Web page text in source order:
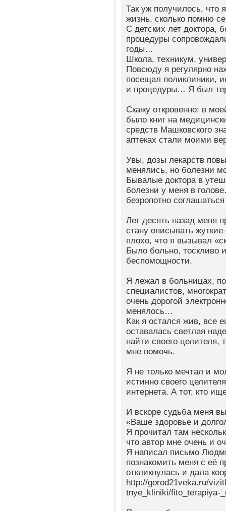
Так уж получилось, что
жизнь, сколько помню
С детских лет доктора,
процедуры
годы…
Школа, техникум,
Повсюду я регулярно
посещал поликлиники,
и процедуры… Я был
Скажу откровенно: в
было книг на
средств Машковского
аптеках стали моими
Увы, дозы лекарств
менялись, но болезни
Бывалые доктора в
болезни у меня в
безропотно
Лет десять назад меня
стану описывать
плохо, что я вызывал
Было больно, тоскливо
беспомощности.
Я лежал в больницах,
специалистов,
очень дорогой
менялось…
Как я остался жив, все
оставалась светлая
найти своего целителя,
мне помочь.
Я не только мечтал и
истинно своего
интернета. А тот, кто
И вскоре судьба меня
«Ваше здоровье и
Я прочитал там
что автор мне очень и
Я написал письмо
познакомить меня с её
откликнулась и дала
http://gorod21veka.ru/
tnye_kliniki/fito_terapiya-